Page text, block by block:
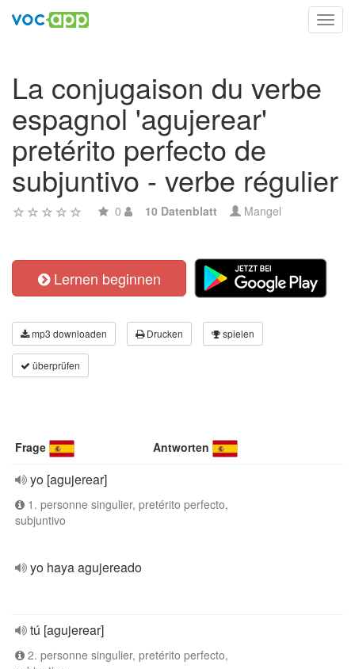
La conjugaison du verbe
espagnol 'agujerear'
pretérito perfecto de
subjuntivo - verbe régulier
0 10 Datenblatt Mangel
Lernen beginnen
mp3 downloaden Drucken spielen
überprüfen
Frage Antworten
yo [agujerear]
1. personne singulier, pretérito perfecto,
subjuntivo
yo haya agujereado
tú [agujerear]
2. personne singulier, pretérito perfecto,